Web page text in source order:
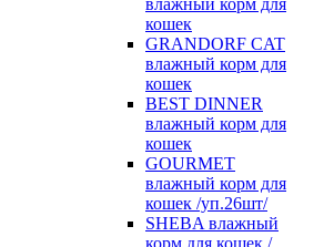
влажный корм для
кошек
GRANDORF CAT
влажный корм для
кошек
BEST DINNER
влажный корм для
кошек
GOURMET
влажный корм для
кошек /уп.26шт/
SHEBA влажный
корм для кошек /